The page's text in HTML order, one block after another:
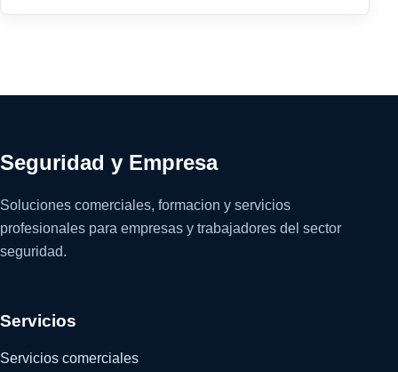
Seguridad y Empresa
Soluciones comerciales, formacion y servicios
profesionales para empresas y trabajadores del sector
seguridad.
Servicios
Servicios comerciales